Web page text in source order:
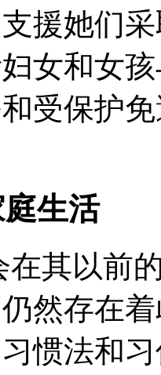
援她们
女和女
受保护
生活
在其以前
然存在
惯法和